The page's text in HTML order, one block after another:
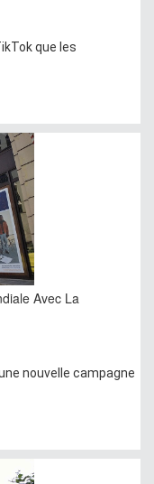
que les
Avec La
nouvelle campagne